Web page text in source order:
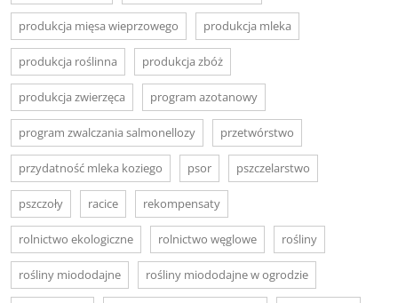
produkcja mięsa wieprzowego produkcja mleka
produkcja roślinna produkcja zbóż
produkcja zwierzęca program azotanowy
program zwalczania salmonellozy przetwórstwo
przydatność mleka koziego psor pszczelarstwo
pszczoły racice rekompensaty
rolnictwo ekologiczne rolnictwo węglowe rośliny
rośliny miododajne rośliny miododajne w ogrodzie